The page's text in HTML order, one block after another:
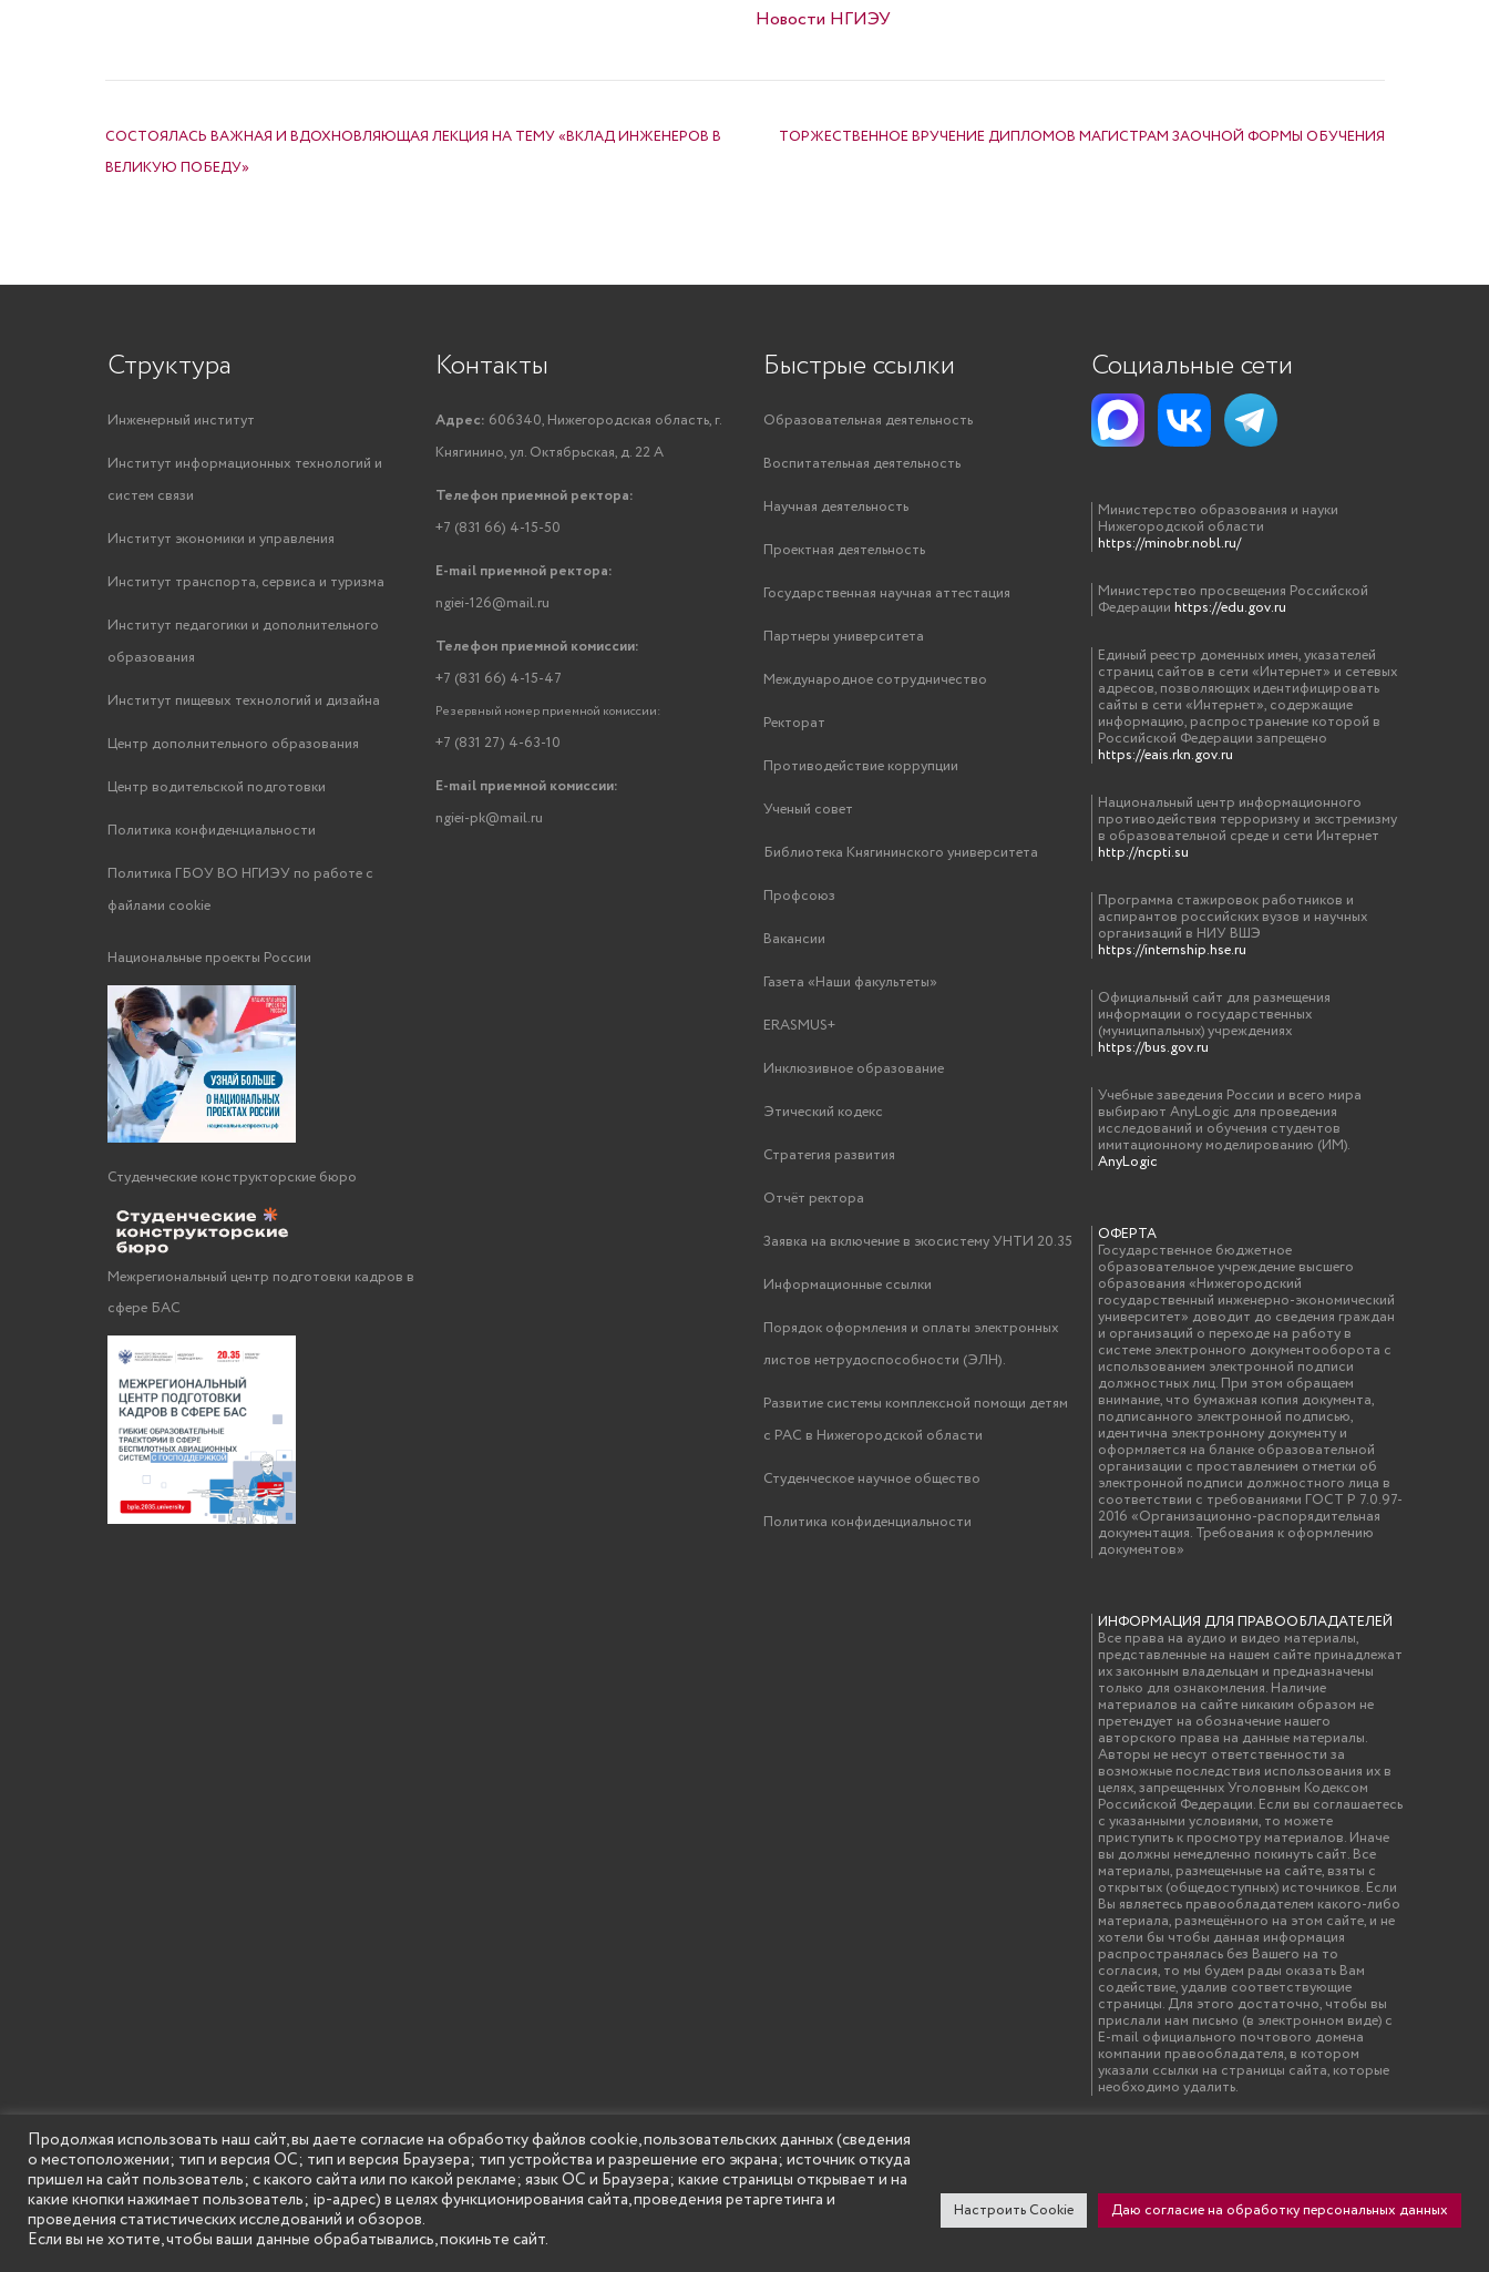
Новости НГИЭУ
СОСТОЯЛАСЬ ВАЖНАЯ И ВДОХНОВЛЯЮЩАЯ ЛЕКЦИЯ НА ТЕМУ «ВКЛАД ИНЖЕНЕРОВ В
ВЕЛИКУЮ ПОБЕДУ»
ТОРЖЕСТВЕННОЕ ВРУЧЕНИЕ ДИПЛОМОВ МАГИСТРАМ ЗАОЧНОЙ ФОРМЫ ОБУЧЕНИЯ
Структура
Инженерный институт
Институт информационных технологий и
систем связи
Институт экономики и управления
Институт транспорта, сервиса и туризма
Институт педагогики и дополнительного
образования
Институт пищевых технологий и дизайна
Центр дополнительного образования
Центр водительской подготовки
Политика конфиденциальности
Политика ГБОУ ВО НГИЭУ по работе с
файлами cookie
Национальные проекты России
Студенческие конструкторские бюро
Межрегиональный центр подготовки кадров в
сфере БАС
Контакты
Адрес: 606340, Нижегородская область, г.
Княгинино, ул. Октябрьская, д. 22 А
Телефон приемной ректора:
+7 (831 66) 4-15-50
E-mail приемной ректора:
ngiei-126@mail.ru
Телефон приемной комиссии:
+7 (831 66) 4-15-47
Резервный номер приемной комиссии:
+7 (831 27) 4-63-10
E-mail приемной комиссии:
ngiei-pk@mail.ru
Быстрые ссылки
Образовательная деятельность
Воспитательная деятельность
Научная деятельность
Проектная деятельность
Государственная научная аттестация
Партнеры университета
Международное сотрудничество
Ректорат
Противодействие коррупции
Ученый совет
Библиотека Княгининского университета
Профсоюз
Вакансии
Газета «Наши факультеты»
ERASMUS+
Инклюзивное образование
Этический кодекс
Стратегия развития
Отчёт ректора
Заявка на включение в экосистему УНТИ 20.35
Информационные ссылки
Порядок оформления и оплаты электронных
листов нетрудоспособности (ЭЛН).
Развитие системы комплексной помощи детям
с РАС в Нижегородской области
Студенческое научное общество
Политика конфиденциальности
Социальные сети
Министерство образования и науки
Нижегородской области
https://minobr.nobl.ru/
Министерство просвещения Российской
Федерации https://edu.gov.ru
Единый реестр доменных имен, указателей
страниц сайтов в сети «Интернет» и сетевых
адресов, позволяющих идентифицировать
сайты в сети «Интернет», содержащие
информацию, распространение которой в
Российской Федерации запрещено
https://eais.rkn.gov.ru
Национальный центр информационного
противодействия терроризму и экстремизму
в образовательной среде и сети Интернет
http://ncpti.su
Программа стажировок работников и
аспирантов российских вузов и научных
организаций в НИУ ВШЭ
https://internship.hse.ru
Официальный сайт для размещения
информации о государственных
(муниципальных) учреждениях
https://bus.gov.ru
Учебные заведения России и всего мира
выбирают AnyLogic для проведения
исследований и обучения студентов
имитационному моделированию (ИМ).
AnyLogic
ОФЕРТА
Государственное бюджетное
образовательное учреждение высшего
образования «Нижегородский
государственный инженерно-экономический
университет» доводит до сведения граждан
и организаций о переходе на работу в
системе электронного документооборота с
использованием электронной подписи
должностных лиц. При этом обращаем
внимание, что бумажная копия документа,
подписанного электронной подписью,
идентична электронному документу и
оформляется на бланке образовательной
организации с проставлением отметки об
электронной подписи должностного лица в
соответствии с требованиями ГОСТ Р 7.0.97-
2016 «Организационно-распорядительная
документация. Требования к оформлению
документов»
ИНФОРМАЦИЯ ДЛЯ ПРАВООБЛАДАТЕЛЕЙ
Все права на аудио и видео материалы,
представленные на нашем сайте принадлежат
их законным владельцам и предназначены
только для ознакомления. Наличие
материалов на сайте никаким образом не
претендует на обозначение нашего
авторского права на данные материалы.
Авторы не несут ответственности за
возможные последствия использования их в
целях, запрещенных Уголовным Кодексом
Российской Федерации. Если вы соглашаетесь
с указанными условиями, то можете
приступить к просмотру материалов. Иначе
вы должны немедленно покинуть сайт. Все
материалы, размещенные на сайте, взяты с
открытых (общедоступных) источников. Если
Вы являетесь правообладателем какого-либо
материала, размещённого на этом сайте, и не
хотели бы чтобы данная информация
распространялась без Вашего на то
согласия, то мы будем рады оказать Вам
содействие, удалив соответствующие
страницы. Для этого достаточно, чтобы вы
прислали нам письмо (в электронном виде) с
E-mail официального почтового домена
компании правообладателя, в котором
указали ссылки на страницы сайта, которые
необходимо удалить.
SECONDARY
MENU
© Государственное бюджетное образовательное учреждение высшего образования "Нижегородский государственный инженерно-экономический университет"
(Княгининский университет) 2002 - 2026
Продолжая использовать наш сайт, вы даете согласие на обработку файлов cookie, пользовательских данных (сведения
о местоположении; тип и версия ОС; тип и версия Браузера; тип устройства и разрешение его экрана; источник откуда
пришел на сайт пользователь; с какого сайта или по какой рекламе; язык ОС и Браузера; какие страницы открывает и на
какие кнопки нажимает пользователь; ip-адрес) в целях функционирования сайта, проведения ретаргетинга и
проведения статистических исследований и обзоров.
Если вы не хотите, чтобы ваши данные обрабатывались, покиньте сайт.
Настроить Cookie Даю согласие на обработку персональных данных